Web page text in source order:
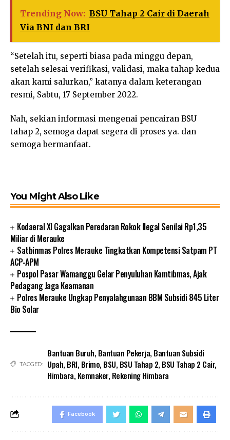
Trending Now: BSU Tahap 2 Cair di Daerah
Via BNI dan BRI
“Setelah itu, seperti biasa pada minggu depan,
setelah selesai verifikasi, validasi, maka tahap kedua
akan kami salurkan,” katanya dalam keterangan
resmi, Sabtu, 17 September 2022.
Nah, sekian informasi mengenai pencairan BSU
tahap 2, semoga dapat segera di proses ya. dan
semoga bermanfaat.
You Might Also Like
Kodaeral XI Gagalkan Peredaran Rokok Ilegal Senilai Rp1,35
Miliar di Merauke
Satbinmas Polres Merauke Tingkatkan Kompetensi Satpam PT
ACP-APM
Pospol Pasar Wamanggu Gelar Penyuluhan Kamtibmas, Ajak
Pedagang Jaga Keamanan
Polres Merauke Ungkap Penyalahgunaan BBM Subsidi 845 Liter
Bio Solar
TAGGED:
Bantuan Buruh, Bantuan Pekerja, Bantuan Subsidi
Upah, BRI, Brimo, BSU, BSU Tahap 2, BSU Tahap 2 Cair,
Himbara, Kemnaker, Rekening Himbara
Facebook